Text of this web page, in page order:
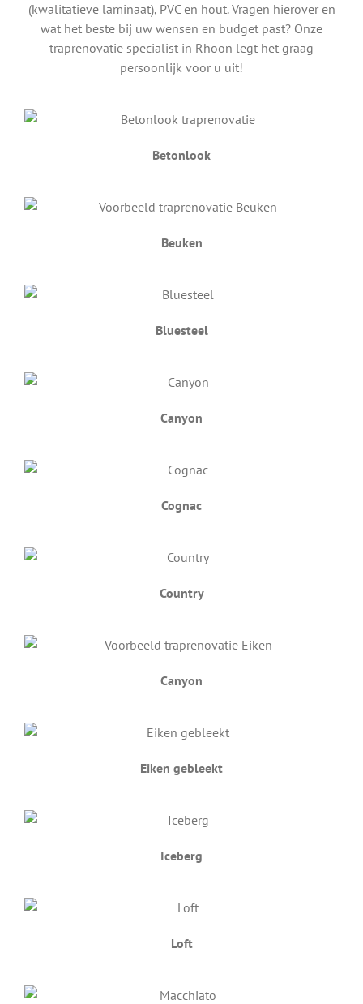
(kwalitatieve laminaat), PVC en hout. Vragen hierover en
wat het beste bij uw wensen en budget past? Onze
traprenovatie specialist in Rhoon legt het graag
persoonlijk voor u uit!
Betonlook
Beuken
Bluesteel
Canyon
Cognac
Country
Canyon
Eiken gebleekt
Iceberg
Loft